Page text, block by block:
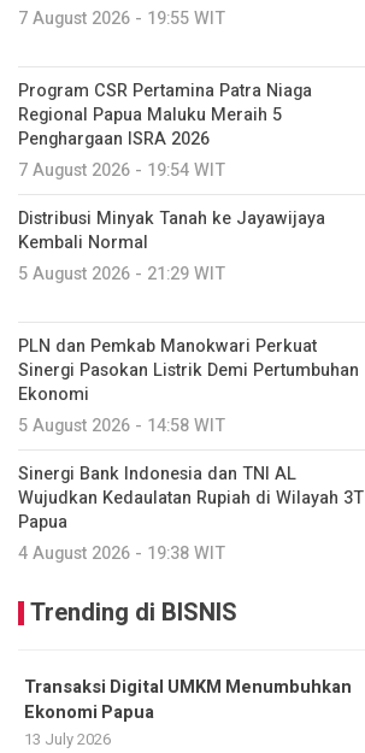
7 August 2026 - 19:55 WIT
Program CSR Pertamina Patra Niaga
Regional Papua Maluku Meraih 5
Penghargaan ISRA 2026
7 August 2026 - 19:54 WIT
Distribusi Minyak Tanah ke Jayawijaya
Kembali Normal
5 August 2026 - 21:29 WIT
PLN dan Pemkab Manokwari Perkuat
Sinergi Pasokan Listrik Demi Pertumbuhan
Ekonomi
5 August 2026 - 14:58 WIT
Sinergi Bank Indonesia dan TNI AL
Wujudkan Kedaulatan Rupiah di Wilayah 3T
Papua
4 August 2026 - 19:38 WIT
Trending di BISNIS
Transaksi Digital UMKM Menumbuhkan
Ekonomi Papua
13 July 2026